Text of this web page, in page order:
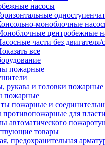
насосы
моноблочные
центробежные
части без двигателя/
все
пожарные
рукава и головки пожарные
пожарные
пожарные и
для
автоматического
товары
предохранительная